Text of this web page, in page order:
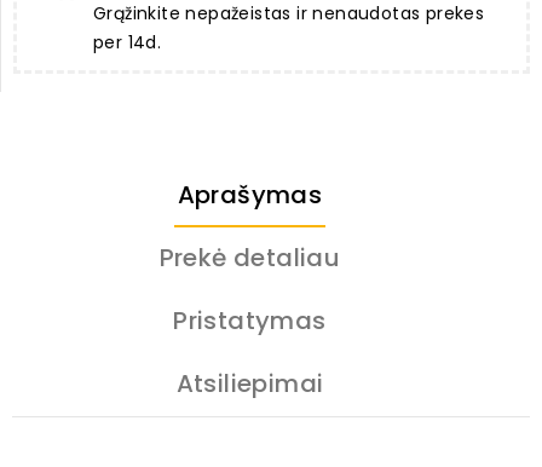
Grąžinkite nepažeistas ir nenaudotas prekes
per 14d.
Aprašymas
Prekė detaliau
Pristatymas
Atsiliepimai